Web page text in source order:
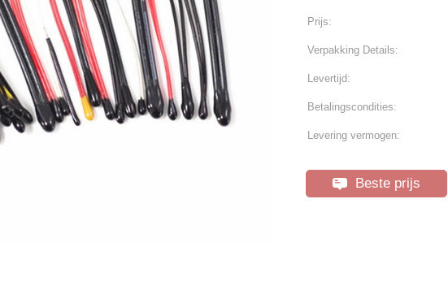
Prijs:
Verpakking Details:
Levertijd:
Betalingscondities:
Levering vermogen:
Beste prijs